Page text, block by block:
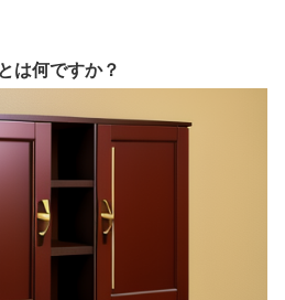
は何ですか？